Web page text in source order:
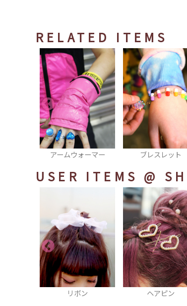
RELATED ITEMS
ブレスレット ネイル
USER ITEMS @
ヘアピン ST レースアップク
シューズ